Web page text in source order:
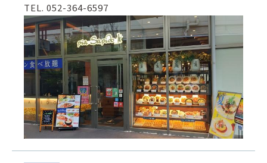
TEL. 052-364-6597